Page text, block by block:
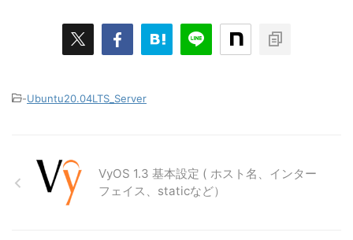
-Ubuntu20.04LTS_Server
VyOS 1.3 基本設定 ( ホスト名、インター
フェイス、staticなど）